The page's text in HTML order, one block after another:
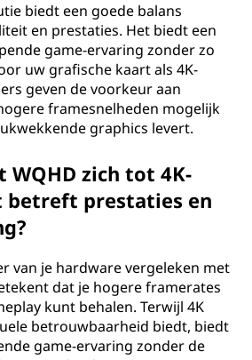
biedt een goede balans
en prestaties. Het biedt een
game-ervaring zonder zo
uw grafische kaart als 4K-
geven de voorkeur aan
framesnelheden mogelijk
graphics levert.
WQHD zich tot 4K-
betreft prestaties en
van je hardware vergeleken met
dat je hogere framerates
kunt behalen. Terwijl 4K
betrouwbaarheid biedt, biedt
game-ervaring zonder de